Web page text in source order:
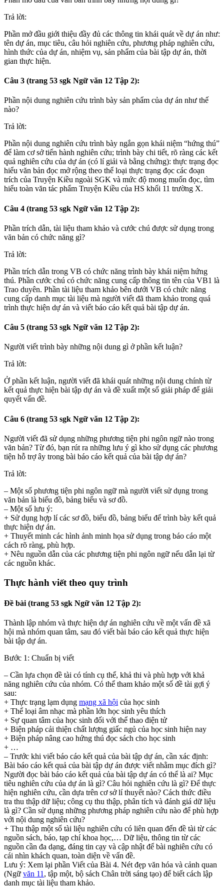
Trả lời:
Phần mở đầu giới thiệu đầy đủ các thông tin khái quát về dự án như:
tên dự án, mục tiêu, câu hỏi nghiên cứu, phương pháp nghiên cứu,
hình thức của dự án, nhiệm vụ, sản phẩm của bài tập dự án, thời
gian thực hiện.
Câu 3 (trang 53 sgk Ngữ văn 12 Tập 2):
Phần nội dung nghiên cứu trình bày sản phẩm của dự án như thế
nào?
Trả lời:
Phần nội dung nghiên cứu trình bày ngắn gọn khái niệm “hứng thú”
để làm cơ sở tiến hành nghiên cứu; trình bày chi tiết, rõ ràng các kết
quả nghiên cứu của dự án (có lí giải và bằng chứng): thực trạng đọc
hiểu văn bản đọc mở rộng theo thể loại thực trạng đọc các đoạn
trích của Truyện Kiều ngoài SGK và mức độ mong muốn đọc, tìm
hiểu toàn văn tác phẩm Truyện Kiều của HS khối 11 trường X.
Câu 4 (trang 53 sgk Ngữ văn 12 Tập 2):
Phần trích dẫn, tài liệu tham khảo và cước chú được sử dụng trong
văn bản có chức năng gì?
Trả lời:
Phần trích dẫn trong VB có chức năng trình bày khái niệm hứng
thú. Phần cước chú có chức năng cung cấp thông tin tên của VB1 là
Trao duyên. Phần tài liệu tham khảo bên dưới VB có chức năng
cung cấp danh mục tài liệu mà người viết đã tham khảo trong quá
trình thực hiện dự án và viết báo cáo kết quả bài tập dự án.
Câu 5 (trang 53 sgk Ngữ văn 12 Tập 2):
Người viết trình bày những nội dung gì ở phần kết luận?
Trả lời:
Ở phần kết luận, người viết đã khái quát những nội dung chính từ
kết quả thực hiện bài tập dự án và đề xuất một số giải pháp để giải
quyết vấn đề.
Câu 6 (trang 53 sgk Ngữ văn 12 Tập 2):
Người viết đã sử dụng những phương tiện phi ngôn ngữ nào trong
văn bản? Từ đó, bạn rút ra những lưu ý gì kho sử dụng các phương
tiện hỗ trợ ây trong bài báo cáo kết quả của bài tập dự án?
Trả lời:
– Một số phương tiện phi ngôn ngữ mà người viết sử dụng trong
văn bản là biểu đồ, bảng biểu và sơ đồ.
– Một số lưu ý:
+ Sử dụng hợp lí các sơ đồ, biểu đồ, bảng biểu để trình bày kết quả
thực hiện dự án.
+ Thuyết minh các hình ảnh minh họa sử dụng trong báo cáo một
cách rõ ràng, phù hợp.
+ Nêu nguồn dẫn của các phương tiện phi ngôn ngữ nếu dẫn lại từ
các nguồn khác.
Thực hành viết theo quy trình
Đề bài (trang 53 sgk Ngữ văn 12 Tập 2):
Thành lập nhóm và thực hiện dự án nghiên cứu về một vấn đề xã
hội mà nhóm quan tâm, sau đó viết bài báo cáo kết quả thực hiện
bài tập dự án.
Bước 1: Chuẩn bị viết
– Cần lựa chọn đề tài có tính cụ thể, khả thi và phù hợp với khả
năng nghiên cứu của nhóm. Có thể tham khảo một số đề tài gợi ý
sau:
+ Thực trạng lạm dụng mạng xã hội của học sinh
+ Thể loại âm nhạc mà phần lớn học sinh yêu thích
+ Sự quan tâm của học sinh đối với thể thao điện tử
+ Biện pháp cải thiện chất lượng giấc ngủ của học sinh hiện nay
+ Biện pháp nâng cao hứng thú đọc sách cho học sinh
+ …
– Trước khi viết báo cáo kết quả của bài tập dự án, cần xác định:
Bài báo cáo kết quả của bài tập dự án được viết nhằm mục đích gì?
Người đọc bài báo cáo kết quả của bài tập dự án có thể là ai? Mục
tiêu nghiên cứu của dự án là gì? Câu hỏi nghiên cứu là gì? Để thực
hiện nghiên cứu, cần dựa trên cơ sở lí thuyết nào? Cách thức điều
tra thu thập dữ liệu; công cụ thu thập, phân tích và đánh giá dữ liệu
là gì? Cần sử dụng những phương pháp nghiên cứu nào để phù hợp
với nội dung nghiên cứu?
+ Thu thập một số tài liệu nghiên cứu có liên quan đến đề tài từ các
nguồn sách, báo, tạp chí khoa học,… Dữ liệu, thông tin từ các
nguồn cần đa dạng, đáng tin cạy và cập nhật để bài nghiên cứu có
cái nhìn khách quan, toàn diện về vấn đề.
Lưu ý: Xem lại phần Viết của Bài 4. Nét đẹp văn hóa và cảnh quan
(Ngữ văn 11 , tập một, bộ sách Chân trời sáng tạo) để biết cách lập
danh mục tài liệu tham khảo.